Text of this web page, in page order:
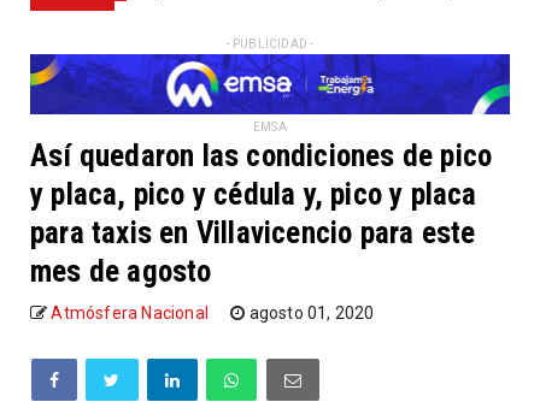
- PUBLICIDAD -
EMSA
Así quedaron las condiciones de pico
y placa, pico y cédula y, pico y placa
para taxis en Villavicencio para este
mes de agosto
Atmósfera Nacional agosto 01, 2020